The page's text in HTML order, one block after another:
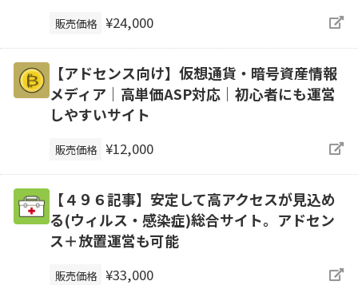
販売価格 ¥24,000
【アドセンス向け】仮想通貨・暗号資産情報
メディア｜高単価ASP対応｜初心者にも運営
しやすいサイト
販売価格 ¥12,000
【４９６記事】安定して高アクセスが見込め
る(ウィルス・感染症)総合サイト。アドセン
ス＋放置運営も可能
販売価格 ¥33,000